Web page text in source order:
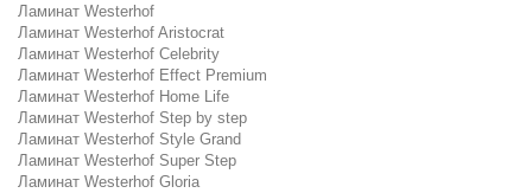
Ламинат Westerhof
Ламинат Westerhof Aristocrat
Ламинат Westerhof Celebrity
Ламинат Westerhof Effect Premium
Ламинат Westerhof Home Life
Ламинат Westerhof Step by step
Ламинат Westerhof Style Grand
Ламинат Westerhof Super Step
Ламинат Westerhof Gloria